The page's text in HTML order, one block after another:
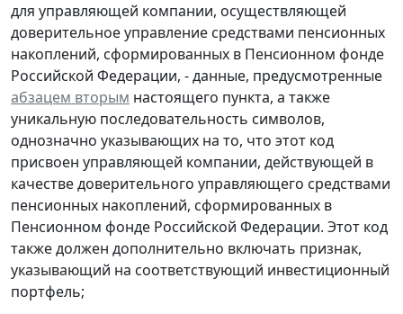
для управляющей компании, осуществляющей
доверительное управление средствами пенсионных
накоплений, сформированных в Пенсионном фонде
Российской Федерации, - данные, предусмотренные
абзацем вторым настоящего пункта, а также
уникальную последовательность символов,
однозначно указывающих на то, что этот код
присвоен управляющей компании, действующей в
качестве доверительного управляющего средствами
пенсионных накоплений, сформированных в
Пенсионном фонде Российской Федерации. Этот код
также должен дополнительно включать признак,
указывающий на соответствующий инвестиционный
портфель;